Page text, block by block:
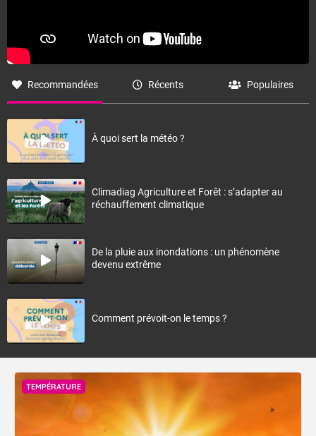
Recommandées Récents Populaires
À quoi sert la météo ?
Climadiag Agriculture et Forêt : s’adapter au
réchauffement climatique
De la pluie aux inondations : un phénomène
devenu extrême
Comment prévoit-on le temps ?
TEMPÉRATURE